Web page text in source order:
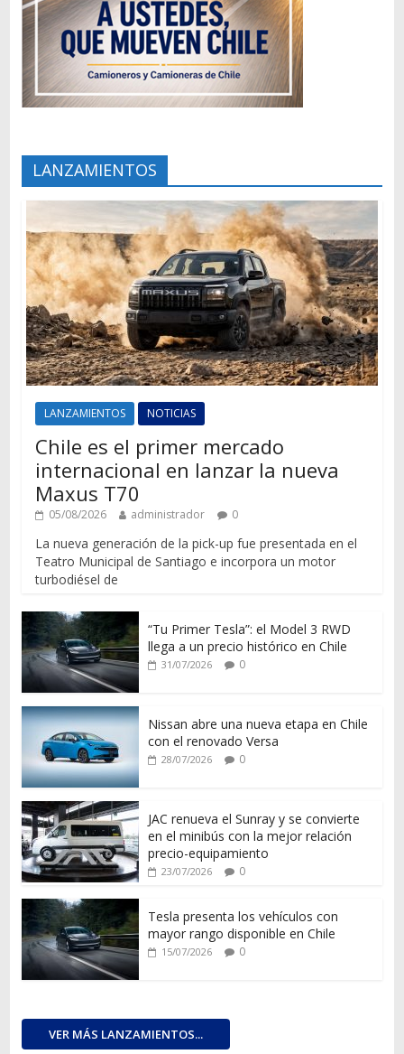
LANZAMIENTOS
LANZAMIENTOS NOTICIAS
Chile es el primer mercado
internacional en lanzar la nueva
Maxus T70
05/08/2026 administrador 0
La nueva generación de la pick-up fue presentada en el
Teatro Municipal de Santiago e incorpora un motor
turbodiésel de
“Tu Primer Tesla”: el Model 3 RWD
llega a un precio histórico en Chile
31/07/2026 0
Nissan abre una nueva etapa en Chile
con el renovado Versa
28/07/2026 0
JAC renueva el Sunray y se convierte
en el minibús con la mejor relación
precio-equipamiento
23/07/2026 0
Tesla presenta los vehículos con
mayor rango disponible en Chile
15/07/2026 0
VER MÁS LANZAMIENTOS...